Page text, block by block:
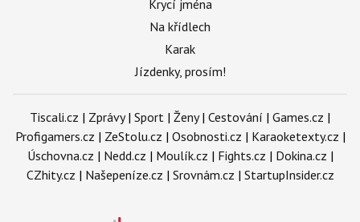
Krycí jména
Na křídlech
Karak
Jízdenky, prosím!
Tiscali.cz | Zprávy| Sport | Ženy| Cestování | Games.cz |
Profigamers.cz | ZeStolu.cz | Osobnosti.cz | Karaoketexty.cz |
Úschovna.cz | Nedd.cz | Moulík.cz | Fights.cz | Dokina.cz |
CZhity.cz | Našepeníze.cz | Srovnám.cz | StartupInsider.cz